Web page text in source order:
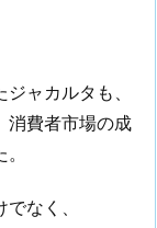
ャカルタも、
消費者市場の成
なく、